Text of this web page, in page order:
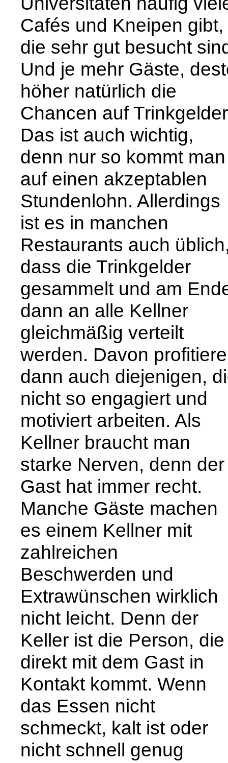
Cafés und Kneipen gibt,
die sehr gut besucht
Und je mehr Gäste,
höher natürlich die
Chancen auf
Das ist auch wichtig,
denn nur so kommt man
auf einen akzeptablen
Stundenlohn. Allerdings
ist es in manchen
Restaurants auch
dass die Trinkgelder
gesammelt und am
dann an alle Kellner
gleichmäßig verteilt
werden. Davon
dann auch diejenigen,
nicht so engagiert und
motiviert arbeiten. Als
Kellner braucht man
starke Nerven, denn der
Gast hat immer recht.
Manche Gäste machen
es einem Kellner mit
zahlreichen
Beschwerden und
Extrawünschen wirklich
nicht leicht. Denn der
Keller ist die Person, die
direkt mit dem Gast in
Kontakt kommt. Wenn
das Essen nicht
schmeckt, kalt ist oder
nicht schnell genug